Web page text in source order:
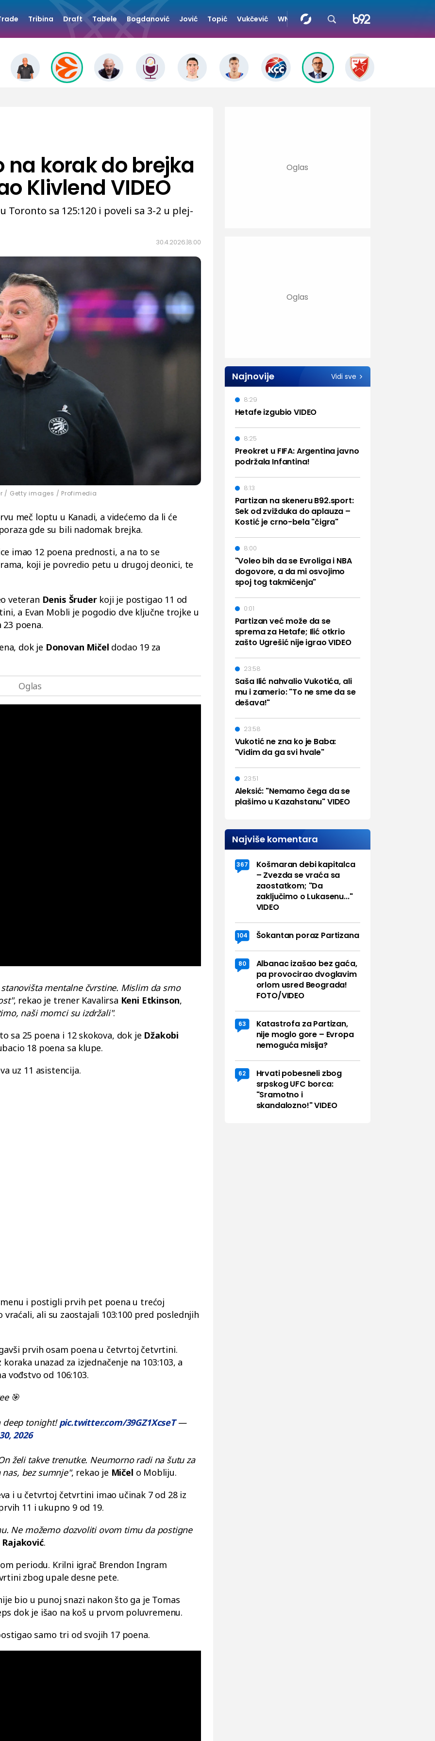
Tribina Draft Tabele Bogdanović Jović Topić Vukčević WNBA
30.4.2026. 8:00
na korak do brejka
Klivlend VIDEO
Toronto sa 125:120 i poveli sa 3-2 u plej-
/ Getty images / Profimedia
meč loptu u Kanadi, a videćemo da li će
gde su bili nadomak brejka.
imao 12 poena prednosti, a na to se
koji je povredio petu u drugoj deonici, te
veteran Denis Šruderkoji je postigao 11 od
a Evan Mobli je pogodio dve ključne trojke u
poena.
dok je Donovan Mičel dodao 19 za
mentalne čvrstine. Mislim da smo
, rekao je trener Kavalirsa Keni Etkinson,
naši momci su izdržali".
sa 25 poena i 12 skokova, dok je Džakobi
18 poena sa klupe.
uz 11 asistencija.
i postigli prvih pet poena u trećoj
ali su zaostajali 103:100 pred poslednjih
prvih osam poena u četvrtoj četvrtini.
unazad za izjednačenje na 103:103, a
vođstvo od 106:103.
🎯
deep tonight!pic.twitter.com/39GZ1XcseT —
2026
želi takve trenutke. Neumorno radi na šutu za
bez sumnje", rekao je Mičel o Mobliju.
i u četvrtoj četvrtini imao učinak 7 od 28 iz
11 i ukupno 9 od 19.
Ne možemo dozvoliti ovom timu da postigne
.
periodu. Krilni igrač Brendon Ingram
zbog upale desne pete.
bio u punoj snazi nakon što ga je Tomas
dok je išao na koš u prvom poluvremenu.
samo tri od svojih 17 poena.
Najnovije Vidi sve
Hetafe izgubio VIDEO
8:29
Preokret u FIFA: Argentina javno
podržala Infantina!
8:25
Partizan na skeneru B92.sport:
Sek od zvižduka do aplauza –
Kostić je crno-bela "čigra"
8:13
"Voleo bih da se Evroliga i NBA
dogovore, a da mi osvojimo
spoj tog takmičenja"
8:00
Partizan već može da se
sprema za Hetafe; Ilić otkrio
zašto Ugrešić nije igrao VIDEO
0:01
Saša Ilić nahvalio Vukotića, ali
mu i zamerio: "To ne sme da se
dešava!"
23:58
Vukotić ne zna ko je Baba:
"Vidim da ga svi hvale"
23:58
Aleksić: "Nemamo čega da se
plašimo u Kazahstanu" VIDEO
23:51
Najviše komentara
367
Košmaran debi kapitalca
– Zvezda se vraća sa
zaostatkom; "Da
zaključimo o Lukasenu..."
VIDEO
104 Šokantan poraz Partizana
80
Albanac izašao bez gaća,
pa provocirao dvoglavim
orlom usred Beograda!
FOTO/VIDEO
63
Katastrofa za Partizan,
nije moglo gore – Evropa
nemoguća misija?
62
Hrvati pobesneli zbog
srpskog UFC borca:
"Sramotno i
skandalozno!" VIDEO